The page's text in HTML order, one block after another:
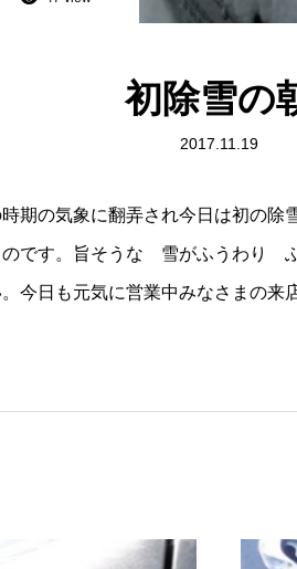
初除雪の
2017.11.19
期の気象に翻弄され今日は初の除
です。旨そうな 雪がふうわり
今日も元気に営業中みなさまの